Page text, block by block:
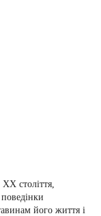
століття,
його життя і